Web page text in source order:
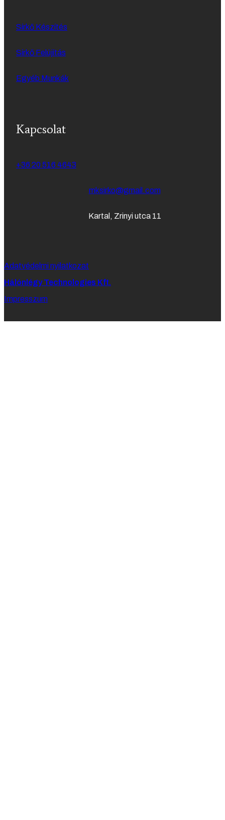
Sírkő Készítés
Sírkő Felújítás
Egyéb Munkák
Kapcsolat
+36 20 516 4643
mksirko@gmail.com
Kartal, Zrinyi utca 11
Adatvédelmi nyilatkozat
Hálónlégy Technologies Kft.
Impresszum